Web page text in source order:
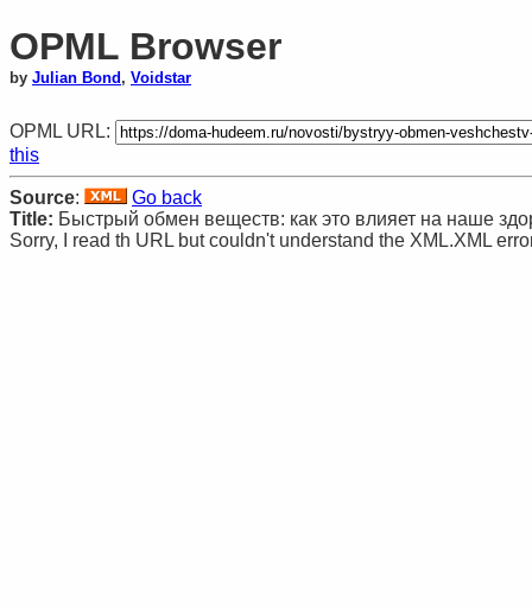
OPML Browser
by Julian Bond , Voidstar
OPML URL:
this
Source:
Go back
Title: Быстрый обмен веществ: как это влияет на наше
Sorry, I read th URL but couldn't understand the XML.XML